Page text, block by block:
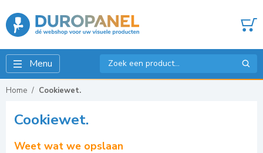
Menu
Home Cookiewet.
Cookiewet.
Weet wat we opslaan